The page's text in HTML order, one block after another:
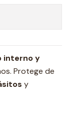
interno y
Protege de
y